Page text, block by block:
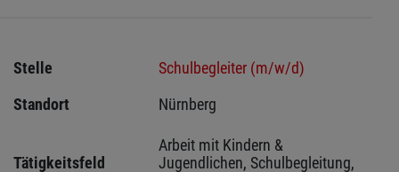
Stelle
Schulbegleiter (m/w/d)
Standort
Nürnberg
Tätigkeitsfeld
Arbeit mit Kindern &
Jugendlichen, Schulbegleitung,